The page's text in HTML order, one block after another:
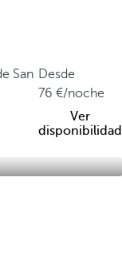
San Desde
76
/noche
Ver
disponibilidad